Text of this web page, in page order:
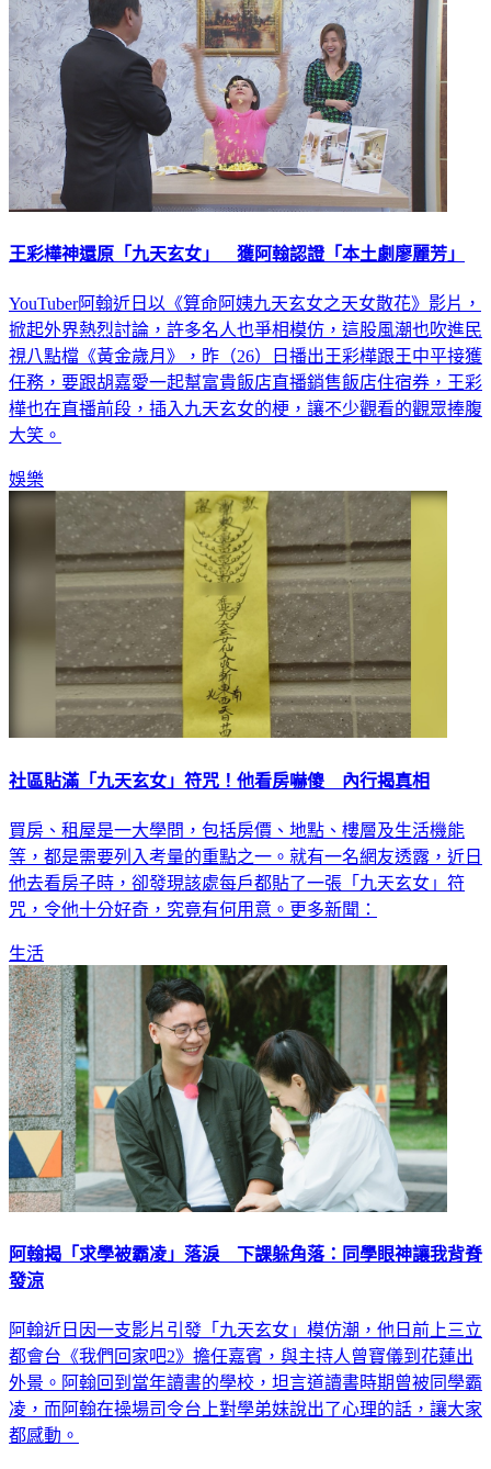
王彩樺神還原「九天玄女」 獲阿翰認證「本土劇廖麗芳」
YouTuber阿翰近日以《算命阿姨九天玄女之天女散花》影片，
掀起外界熱烈討論，許多名人也爭相模仿，這股風潮也吹進民
視八點檔《黃金歲月》，昨（26）日播出王彩樺跟王中平接獲
任務，要跟胡嘉愛一起幫富貴飯店直播銷售飯店住宿券，王彩
樺也在直播前段，插入九天玄女的梗，讓不少觀看的觀眾捧腹
大笑。
娛樂
社區貼滿「九天玄女」符咒！他看房嚇傻 內行揭真相
買房、租屋是一大學問，包括房價、地點、樓層及生活機能
等，都是需要列入考量的重點之一。就有一名網友透露，近日
他去看房子時，卻發現該處每戶都貼了一張「九天玄女」符
咒，令他十分好奇，究竟有何用意。更多新聞：
生活
阿翰揭「求學被霸凌」落淚 下課躲角落：同學眼神讓我背脊
發涼
阿翰近日因一支影片引發「九天玄女」模仿潮，他日前上三立
都會台《我們回家吧2》擔任嘉賓，與主持人曾寶儀到花蓮出
外景。阿翰回到當年讀書的學校，坦言道讀書時期曾被同學霸
凌，而阿翰在操場司令台上對學弟妹說出了心理的話，讓大家
都感動。